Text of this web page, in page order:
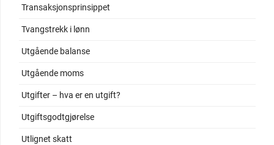
Transaksjonsprinsippet
Tvangstrekk i lønn
Utgående balanse
Utgående moms
Utgifter – hva er en utgift?
Utgiftsgodtgjørelse
Utlignet skatt